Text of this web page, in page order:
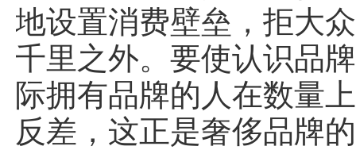
地设置消费壁垒，拒大
千里之外。要使认识品
际拥有品牌的人在数量
反差，这正是奢侈品牌